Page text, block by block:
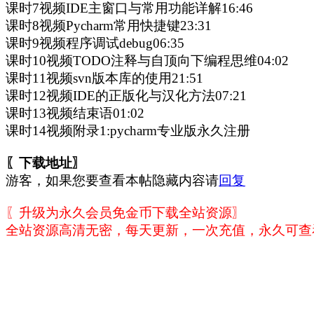
课时7视频IDE主窗口与常用功能详解16:46
课时8视频Pycharm常用快捷键23:31
课时9视频程序调试debug06:35
课时10视频TODO注释与自顶向下编程思维04:02
课时11视频svn版本库的使用21:51
课时12视频IDE的正版化与汉化方法07:21
课时13视频结束语01:02
课时14视频附录1:pycharm专业版永久注册
〖下载地址〗
游客，如果您要查看本帖隐藏内容请回复
〖升级为永久会员免金币下载全站资源〗
全站资源高清无密，每天更新，一次充值，永久可